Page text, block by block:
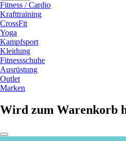
Fitness / Cardio
Krafttraining
CrossFit
Yoga
Kampfsport
Kleidung
Fitnessschuhe
Ausrüstung
Outlet
Marken
Wird zum Warenkorb